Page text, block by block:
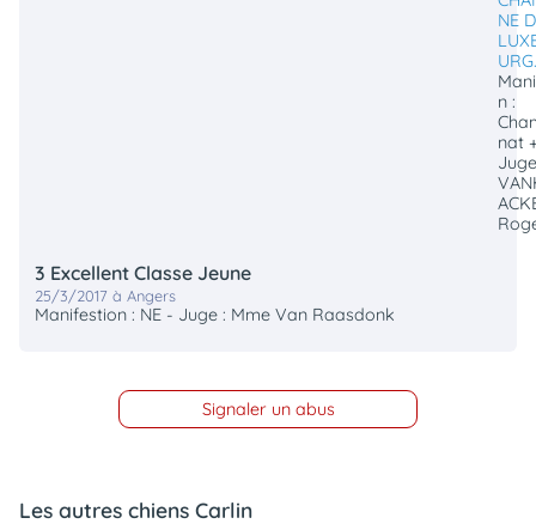
NE
n :
nat
3 Excellent Classe Jeune
25/3/2017 à Angers
Manifestion : NE - Juge : Mme Van Raasdonk
Signaler un abus
Les autres chiens Carlin